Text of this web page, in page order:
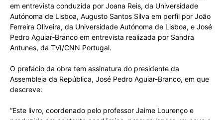
em entrevista conduzida por Joana Reis, da Universidade
Autónoma de Lisboa, Augusto Santos Silva em perfil por João
Ferreira Oliveira, da Universidade Autónoma de Lisboa, e José
Pedro Aguiar­‑Branco em entrevista realizada por Sandra
Antunes, da TVI/CNN Portugal.
O prefácio da obra tem assinatura do presidente da
Assembleia da República, José Pedro Aguiar-Branco, em que
descreve:
“Este livro, coordenado pelo professor Jaime Lourenço e